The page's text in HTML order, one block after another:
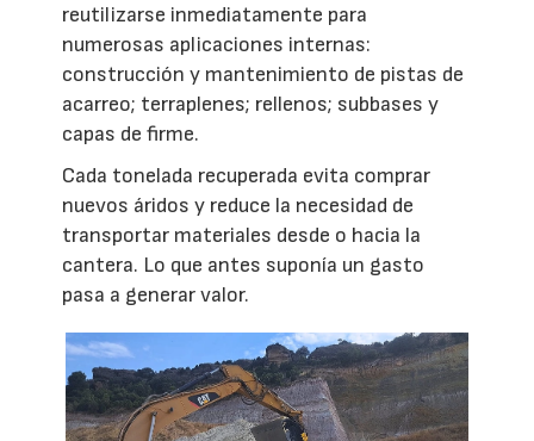
reutilizarse inmediatamente para
numerosas aplicaciones internas:
construcción y mantenimiento de pistas de
acarreo; terraplenes; rellenos; subbases y
capas de firme.
Cada tonelada recuperada evita comprar
nuevos áridos y reduce la necesidad de
transportar materiales desde o hacia la
cantera. Lo que antes suponía un gasto
pasa a generar valor.